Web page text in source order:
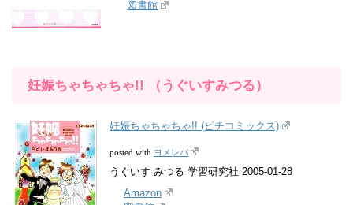
図書館
妊娠ちゃちゃちゃ!! （うぐいすみつる）
妊娠ちゃちゃちゃ!! (ピチコミックス)
posted with ヨメレバ
うぐいす みつる 学習研究社 2005-01-28
Amazon